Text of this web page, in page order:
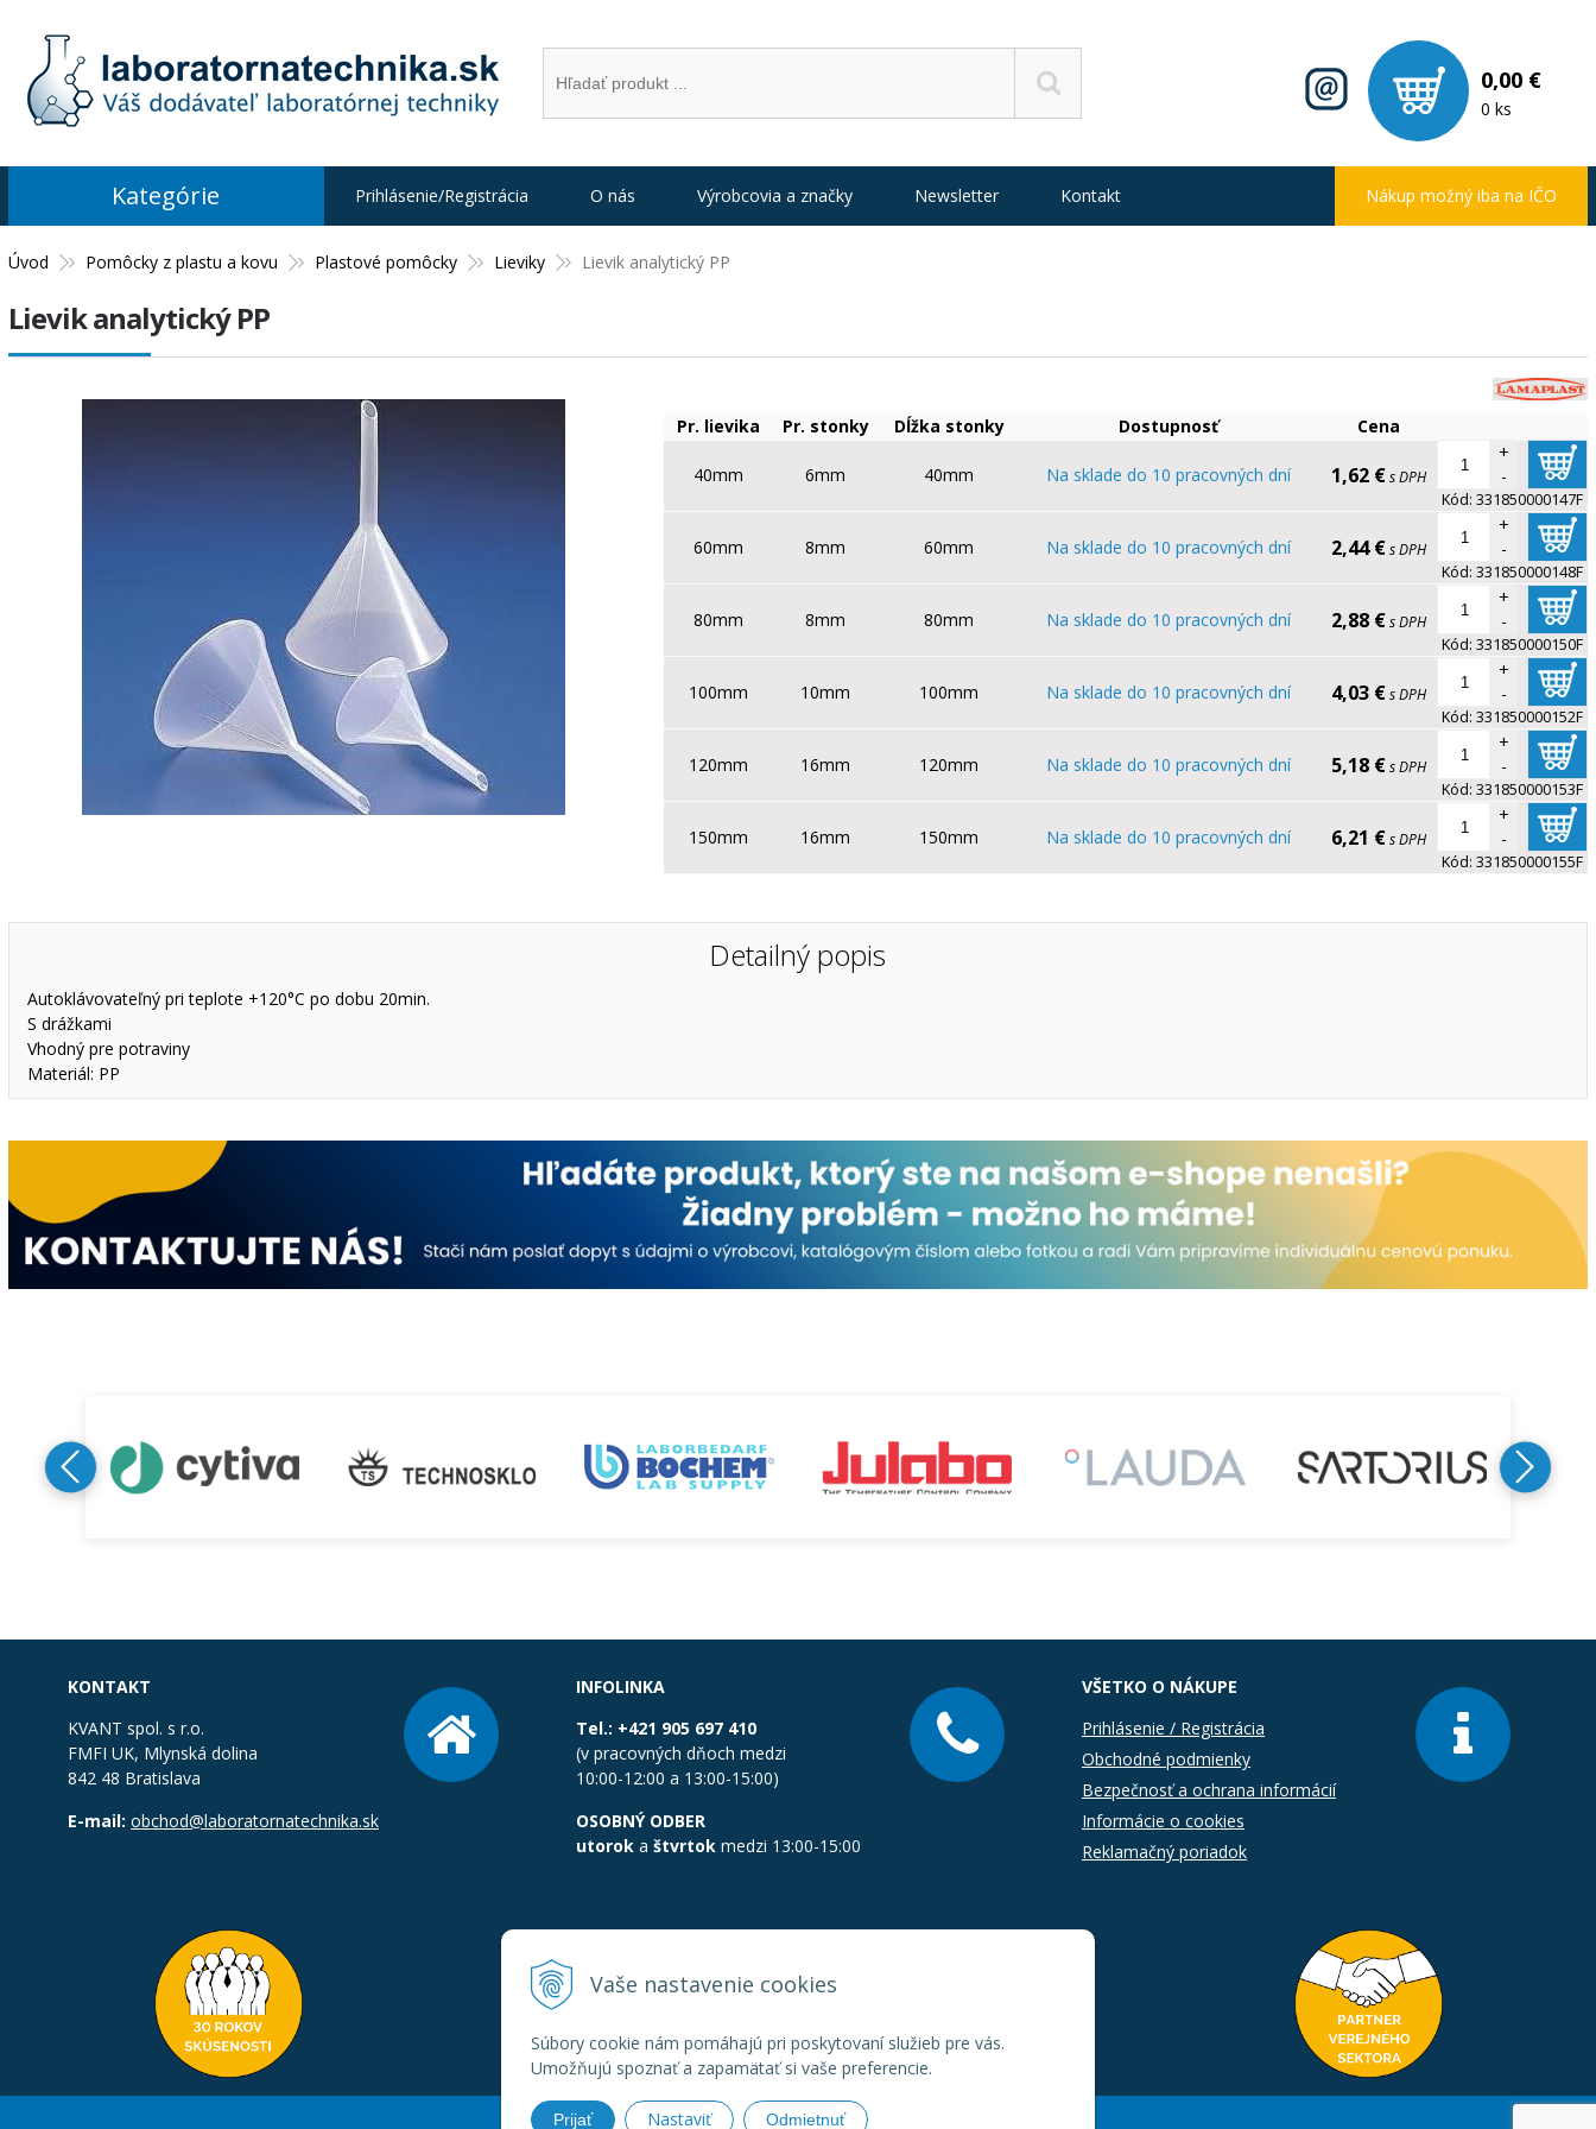
Vaše nastavenie cookies
Súbory cookie nám pomáhajú pri poskytovaní služieb pre vás.
Umožňujú spoznať a zapamätať si vaše preferencie.
Prijať Nastaviť Odmietnuť
0,00 €
0 ks
Úvod Pomôcky z plastu a kovu Plastové pomôcky Lieviky Lievik analytický PP
Lievik analytický PP
Pr. lievika Pr. stonky Dĺžka stonky Dostupnosť Cena
40mm 6mm 40mm Na sklade do 10 pracovných dní 1,62 € s DPH
+
-
Kód: 331850000147F
60mm 8mm 60mm Na sklade do 10 pracovných dní 2,44 € s DPH
+
-
Kód: 331850000148F
80mm 8mm 80mm Na sklade do 10 pracovných dní 2,88 € s DPH
+
-
Kód: 331850000150F
100mm 10mm 100mm Na sklade do 10 pracovných dní 4,03 € s DPH
+
-
Kód: 331850000152F
120mm 16mm 120mm Na sklade do 10 pracovných dní 5,18 € s DPH
+
-
Kód: 331850000153F
150mm 16mm 150mm Na sklade do 10 pracovných dní 6,21 € s DPH
+
-
Kód: 331850000155F
Detailný popis
Autoklávovateľný pri teplote +120°C po dobu 20min.
S drážkami
Vhodný pre potraviny
Materiál: PP
Kategórie Prihlásenie/Registrácia O nás Výrobcovia a značky Newsletter Kontakt Nákup možný iba na IČO
KONTAKT
KVANT spol. s r.o.
FMFI UK, Mlynská dolina
842 48 Bratislava
E-mail: obchod@laboratornatechnika.sk
INFOLINKA
Tel.: +421 905 697 410
(v pracovných dňoch medzi
10:00-12:00 a 13:00-15:00)
OSOBNÝ ODBER
utorok a štvrtok medzi 13:00-15:00
VŠETKO O NÁKUPE
Prihlásenie / Registrácia
Obchodné podmienky
Bezpečnosť a ochrana informácií
Informácie o cookies
Reklamačný poriadok